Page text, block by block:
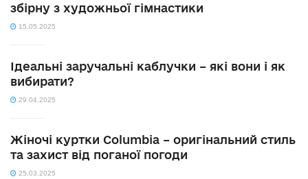
збірну з художньої гімнастики
15.05.2025
Ідеальні заручальні каблучки – які вони і як
вибирати?
29.04.2025
Жіночі куртки Columbia – оригінальний стиль
та захист від поганої погоди
25.03.2025